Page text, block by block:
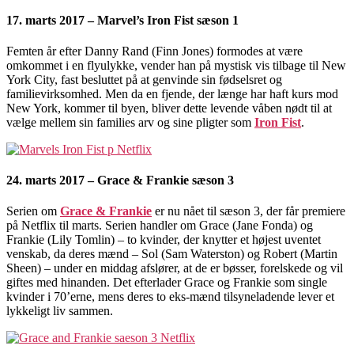
17. marts 2017 – Marvel’s Iron Fist sæson 1
Femten år efter Danny Rand (Finn Jones) formodes at være
omkommet i en flyulykke, vender han på mystisk vis tilbage til New
York City, fast besluttet på at genvinde sin fødselsret og
familievirksomhed. Men da en fjende, der længe har haft kurs mod
New York, kommer til byen, bliver dette levende våben nødt til at
vælge mellem sin families arv og sine pligter som Iron Fist.
24. marts 2017 – Grace & Frankie sæson 3
Serien om Grace & Frankie er nu nået til sæson 3, der får premiere
på Netflix til marts. Serien handler om Grace (Jane Fonda) og
Frankie (Lily Tomlin) – to kvinder, der knytter et højest uventet
venskab, da deres mænd – Sol (Sam Waterston) og Robert (Martin
Sheen) – under en middag afslører, at de er bøsser, forelskede og vil
giftes med hinanden. Det efterlader Grace og Frankie som single
kvinder i 70’erne, mens deres to eks-mænd tilsyneladende lever et
lykkeligt liv sammen.